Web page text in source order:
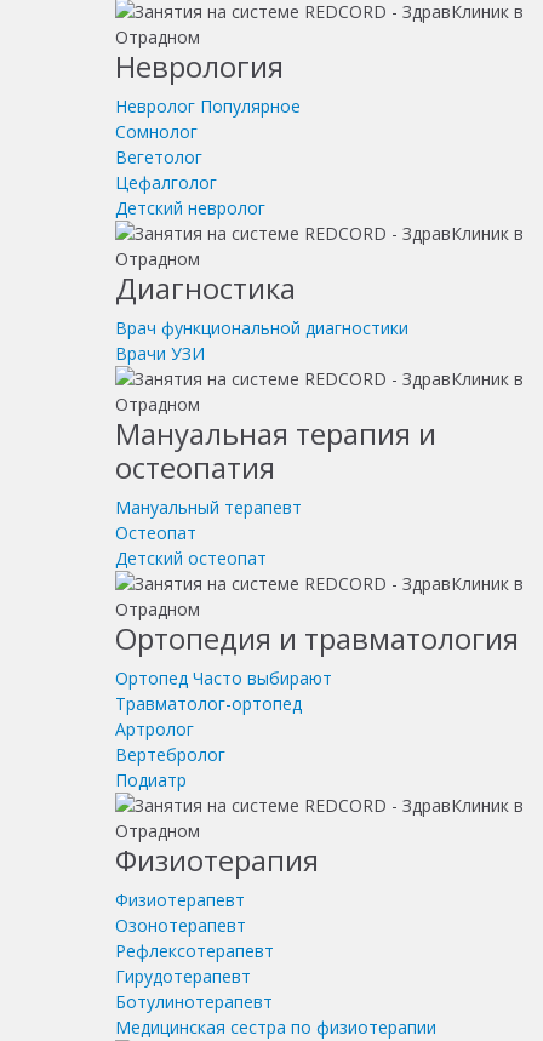
Неврология
Невролог Популярное
Сомнолог
Вегетолог
Цефалголог
Детский невролог
Диагностика
Врач функциональной диагностики
Врачи УЗИ
Мануальная терапия и
остеопатия
Мануальный терапевт
Остеопат
Детский остеопат
Ортопедия и травматология
Ортопед Часто выбирают
Травматолог-ортопед
Артролог
Вертебролог
Подиатр
Физиотерапия
Физиотерапевт
Озонотерапевт
Рефлексотерапевт
Гирудотерапевт
Ботулинотерапевт
Медицинская сестра по физиотерапии